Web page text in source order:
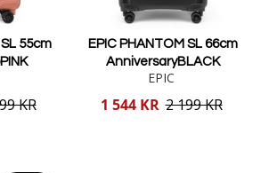
55cm
KR
EPIC PHANTOM SL 66cm
AnniversaryBLACK
EPIC
Reducerat
1 544 KR 2 199 KR